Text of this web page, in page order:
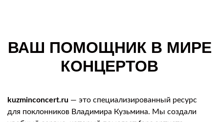
ВАШ ПОМОЩНИК В МИРЕ
КОНЦЕРТОВ
kuzminconcert.ru — это специализированный ресурс
для поклонников Владимира Кузьмина. Мы создали